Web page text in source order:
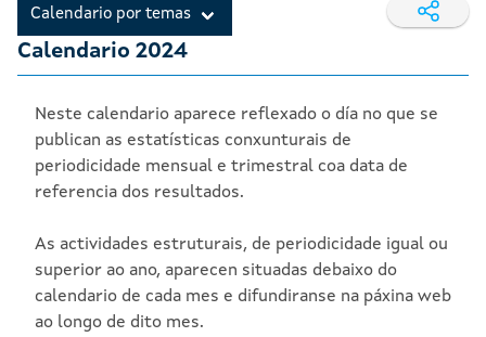
Calendario por temas
Calendario 2024
Neste calendario aparece reflexado o día no que se
publican as estatísticas conxunturais de
periodicidade mensual e trimestral coa data de
referencia dos resultados.
As actividades estruturais, de periodicidade igual ou
superior ao ano, aparecen situadas debaixo do
calendario de cada mes e difundiranse na páxina web
ao longo de dito mes.